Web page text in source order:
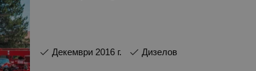
декември 2016 г. Дизелов